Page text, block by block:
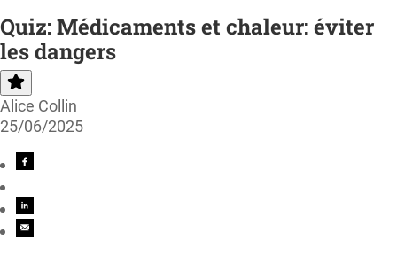
Quiz: Médicaments et chaleur: éviter
les dangers
Alice Collin
25/06/2025